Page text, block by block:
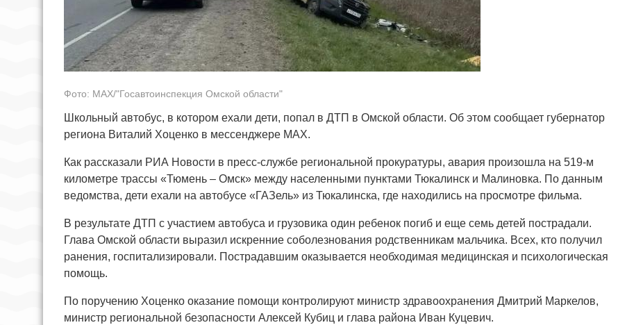
Фото: МАХ/"Госавтоинспекция Омской области"
Школьный автобус, в котором ехали дети, попал в ДТП в Омской области. Об этом сообщает губернатор
региона Виталий Хоценко в мессенджере MAX.
Как рассказали РИА Новости в пресс-службе региональной прокуратуры, авария произошла на 519-м
километре трассы «Тюмень – Омск» между населенными пунктами Тюкалинск и Малиновка. По данным
ведомства, дети ехали на автобусе «ГАЗель» из Тюкалинска, где находились на просмотре фильма.
В результате ДТП с участием автобуса и грузовика один ребенок погиб и еще семь детей пострадали.
Глава Омской области выразил искренние соболезнования родственникам мальчика. Всех, кто получил
ранения, госпитализировали. Пострадавшим оказывается необходимая медицинская и психологическая
помощь.
По поручению Хоценко оказание помощи контролируют министр здравоохранения Дмитрий Маркелов,
министр региональной безопасности Алексей Кубиц и глава района Иван Куцевич.